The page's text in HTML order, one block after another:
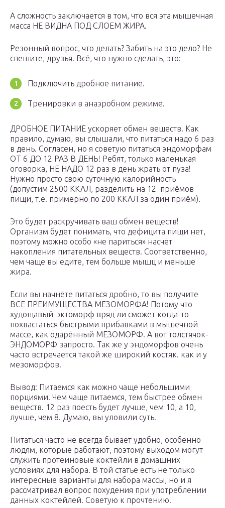
А сложность заключается в том, что вся эта мышечная
масса НЕ ВИДНА ПОД СЛОЕМ ЖИРА.
Резонный вопрос, что делать? Забить на это дело? Не
спешите, друзья. Всё, что нужно сделать, это:
Подключить дробное питание.
Тренировки в анаэробном режиме.
ДРОБНОЕ ПИТАНИЕ ускоряет обмен веществ. Как
правило, думаю, вы слышали, что питаться надо 6 раз
в день. Согласен, но я советую питаться эндоморфам
ОТ 6 ДО 12 РАЗ В ДЕНЬ! Ребят, только маленькая
оговорка, НЕ НАДО 12 раз в день жрать от пуза!
Нужно просто свою суточную калорийность
(допустим 2500 ККАЛ, разделить на 12 приёмов
пищи, т.е. примерно по 200 ККАЛ за один приём).
Это будет раскручивать ваш обмен веществ!
Организм будет понимать, что дефицита пищи нет,
поэтому можно особо «не париться» насчёт
накопления питательных веществ. Соответственно,
чем чаще вы едите, тем больше мышц и меньше
жира.
Если вы начнёте питаться дробно, то вы получите
ВСЕ ПРЕИМУЩЕСТВА МЕЗОМОРФА! Потому что
худощавый-эктоморф вряд ли сможет когда-то
похвастаться быстрыми прибавками в мышечной
массе, как одарённый МЕЗОМОРФ. А вот толстячок-
ЭНДОМОРФ запросто. Так же у эндоморфов очень
часто встречается такой же широкий костяк. как и у
мезоморфов.
Вывод: Питаемся как можно чаще небольшими
порциями. Чем чаще питаемся, тем быстрее обмен
веществ. 12 раз поесть будет лучше, чем 10, а 10,
лучше, чем 8. Думаю, вы уловили суть.
Питаться часто не всегда бывает удобно, особенно
людям, которые работают, поэтому выходом могут
служить протеиновые коктейли в домашних
условиях для набора. В той статье есть не только
интересные варианты для набора массы, но и я
рассматривал вопрос похудения при употреблении
данных коктейлей. Советую к прочтению.